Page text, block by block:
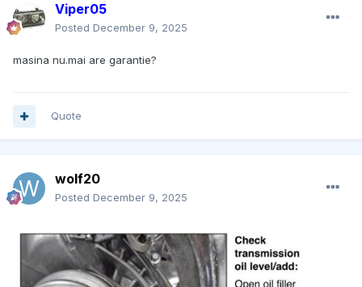
Viper05
Posted December 9, 2025
masina nu.mai are garantie?
Quote
wolf20
Posted December 9, 2025